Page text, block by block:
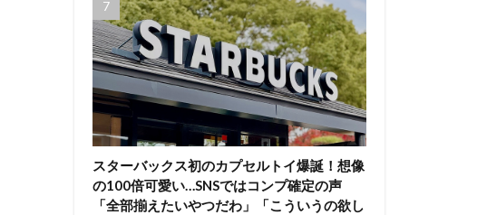
スターバックス初のカプセルトイ爆誕！想像
の100倍可愛い…SNSではコンプ確定の声
「全部揃えたいやつだわ」「こういうの欲し